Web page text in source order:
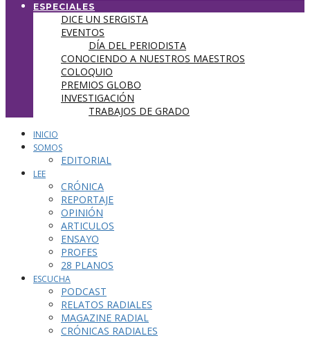
ESPECIALES
DICE UN SERGISTA
EVENTOS
DÍA DEL PERIODISTA
CONOCIENDO A NUESTROS MAESTROS
COLOQUIO
PREMIOS GLOBO
INVESTIGACIÓN
TRABAJOS DE GRADO
INICIO
SOMOS
EDITORIAL
LEE
CRÓNICA
REPORTAJE
OPINIÓN
ARTICULOS
ENSAYO
PROFES
28 PLANOS
ESCUCHA
PODCAST
RELATOS RADIALES
MAGAZINE RADIAL
CRÓNICAS RADIALES